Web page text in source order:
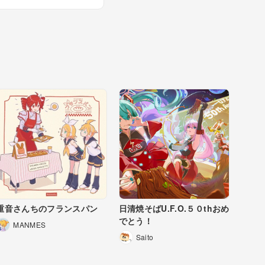
音さんちのフランスパン
MANMES
日清焼そばU.F.O.５０thおめ
でとう！
Saito